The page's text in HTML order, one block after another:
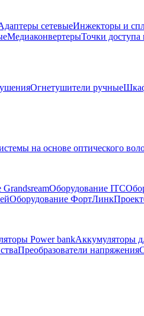
сетевыеИнжекторы и
МедиаконвертерыТочки доступа
Огнетушители ручные
на основе оптического
Оборудование ITC
Оборудование ФортЛинк
Power bankАккумуляторы
Преобразователи напряжения